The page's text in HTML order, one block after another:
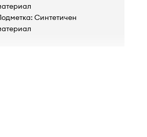
Синтетичен